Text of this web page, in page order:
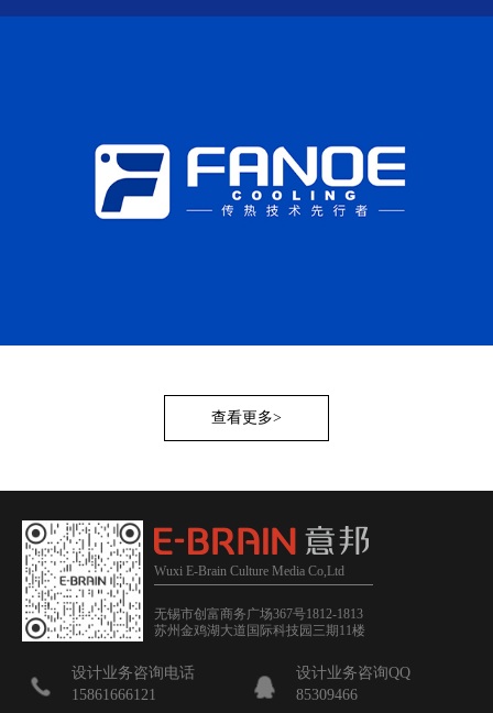
查看更多>
Wuxi E-Brain Culture Media Co,Ltd
无锡市创富商务广场367号1812-1813
苏州金鸡湖大道国际科技园三期11楼
设计业务咨询电话
15861666121
设计业务咨询QQ
85309466